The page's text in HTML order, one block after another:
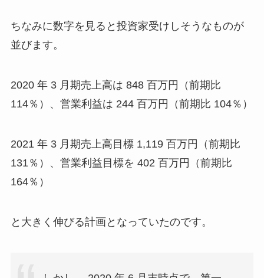
ちなみに数字を見ると投資家受けしそうなものが
並びます。
2020 年 3 月期売上高は 848 百万円（前期比
114％）、営業利益は 244 百万円（前期比 104％）
2021 年 3 月期売上高目標 1,119 百万円（前期比
131％）、営業利益目標を 402 百万円（前期比
164％）
と大きく伸びる計画となっていたのです。